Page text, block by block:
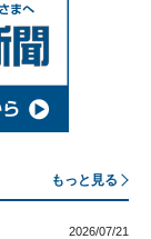
もっと見る
2026/07/21